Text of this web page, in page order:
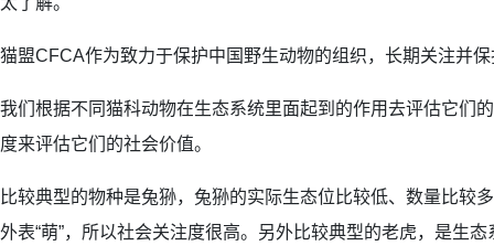
猫盟CFCA作为致力于保护中国野生动物的组织，长期关注并
我们根据不同猫科动物在生态系统里面起到的作用去评估它们
度来评估它们的社会价值。
比较典型的物种是兔狲，兔狲的实际生态位比较低、数量比较
外表“萌”，所以社会关注度很高。另外比较典型的老虎，是生